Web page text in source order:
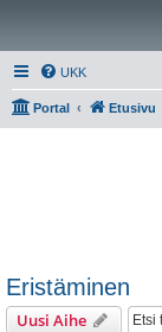
UKK
Portal Etusivu
Eristäminen
Uusi Aihe